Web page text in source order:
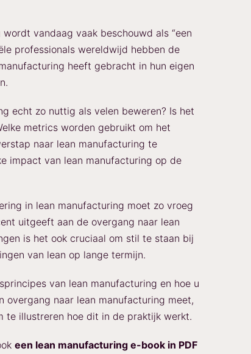
vandaag vaak beschouwd als “een
professionals wereldwijd hebben de
heeft gebracht in hun eigen
echt zo nuttig als velen beweren? Is het
metrics worden gebruikt om het
naar lean manufacturing te
impact van lean manufacturing op de
in lean manufacturing moet zo vroeg
uitgeeft aan de overgang naar lean
is het ook cruciaal om stil te staan bij
van lean op lange termijn.
van lean manufacturing en hoe u
overgang naar lean manufacturing meet,
te illustreren hoe dit in de praktijk werkt.
een lean manufacturing e-book in PDF